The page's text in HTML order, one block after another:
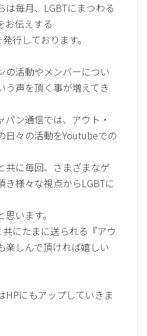
は毎月、LGBTにまつわる
お伝えする
行しております。
の活動やメンバーについ
う声を頂く事が増えてき
パン通信では、アウト・
日々の活動をYoutubeでの
共に毎回、さまざまなゲ
き様々な視点からLGBTに
います。
共にたまに送られる『アウ
楽しんで頂ければ嬉しい
HPにもアップしていきま